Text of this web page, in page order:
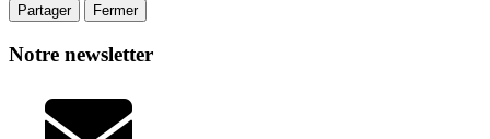
Partager Fermer
Notre newsletter